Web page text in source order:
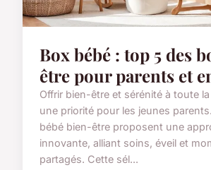
Box bébé : top 5 des
être pour parents et
Offrir bien-être et sérénité à toute
une priorité pour les jeunes
bébé bien-être proposent une
innovante, alliant soins, éveil et
partagés. Cette sél...